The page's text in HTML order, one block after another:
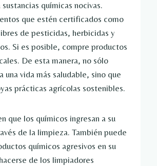
químicas nocivas.
que estén certificados como
de pesticidas, herbicidas y
Si es posible, compre productos
De esta manera, no sólo
una vida más saludable, sino que
prácticas agrícolas sostenibles.
que los químicos ingresan a su
de la limpieza. También puede
químicos agresivos en su
de los limpiadores